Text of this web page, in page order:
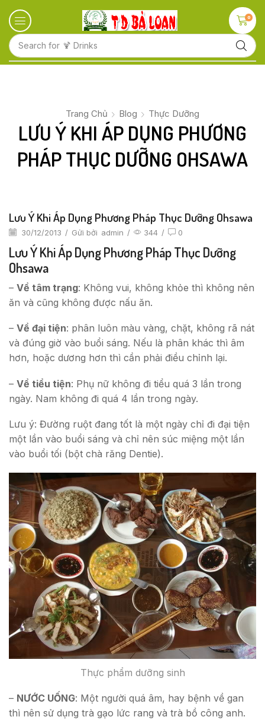
Search for 🍋 Fruits
0
Trang Chủ Blog Thực Dưỡng
LƯU Ý KHI ÁP DỤNG PHƯƠNG
PHÁP THỤC DƯỠNG OHSAWA
Lưu Ý Khi Áp Dụng Phương Pháp Thục Dưỡng Ohsawa
30/12/2013 / Gửi bởi admin / 344 / 0
Lưu Ý Khi Áp Dụng Phương Pháp Thục Dưỡng
Ohsawa
– Về tâm trạng: Không vui, không khỏe thì không nên
ăn và cũng không được nấu ăn.
– Về đại tiện: phân luôn màu vàng, chặt, không rã nát
và đúng giờ vào buổi sáng. Nếu là phân khác thì âm
hơn, hoặc dương hơn thì cần phải điều chỉnh lại.
– Về tiểu tiện: Phụ nữ không đi tiểu quá 3 lần trong
ngày. Nam không đi quá 4 lần trong ngày.
Lưu ý: Đường ruột đang tốt là một ngày chỉ đi đại tiện
một lần vào buổi sáng và chỉ nên súc miệng một lần
vào buổi tối (bột chà răng Dentie).
Thực phẩm dưỡng sinh
– NƯỚC UỐNG: Một người quá âm, hay bệnh về gan
thì nên sử dụng trà gạo lức rang và trà bồ công anh.